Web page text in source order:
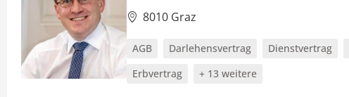
8010 Graz
AGB Darlehensvertrag Dienstvertrag
Erbvertrag
+ 13 weitere